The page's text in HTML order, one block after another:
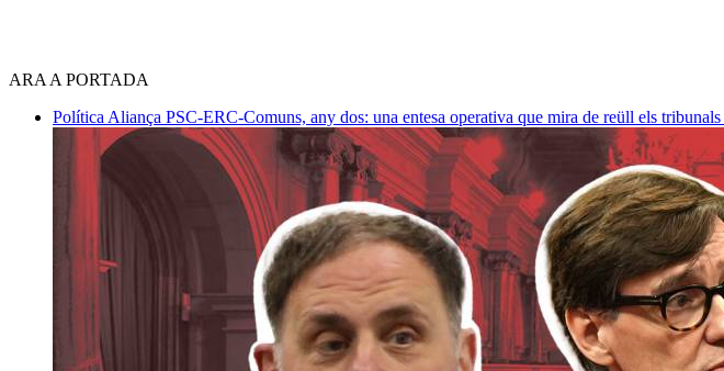
ARA A PORTADA
Política Aliança PSC-ERC-Comuns, any dos: una entesa operativa que mira de reüll els tribunals